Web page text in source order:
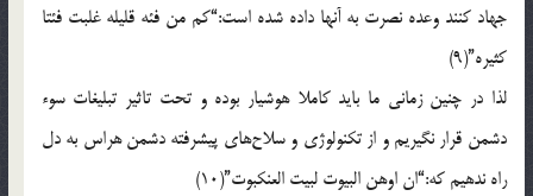
جهاد کنند وعده نصرت به آنها داده شده است:“کم من فئه قليله غلبت فئتا
کثيره”(9)
لذا در چنين زمانى ما بايد کاملا هوشيار بوده و تحت تاثير تبليغات سوء
دشمن قرار نگيريم و از تکنولوژى و سلاح‌هاى پيشرفته دشمن هراس به دل
راه ندهيم که:“ان اوهن البيوت لبيت العنکبوت”(10)